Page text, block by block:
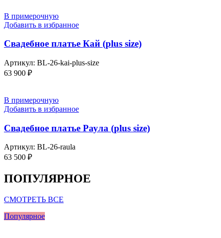
В примерочную
Добавить в избранное
Свадебное платье Кай (plus size)
Артикул: BL-26-kai-plus-size
63 900 ₽
В примерочную
Добавить в избранное
Свадебное платье Раула (plus size)
Артикул: BL-26-raula
63 500 ₽
ПОПУЛЯРНОЕ
СМОТРЕТЬ ВСЕ
Популярное